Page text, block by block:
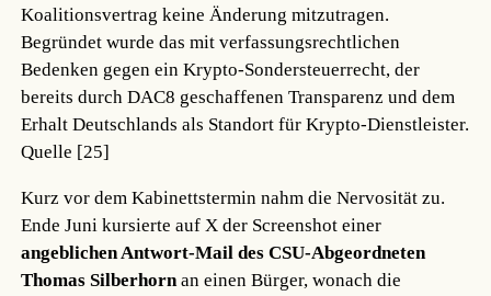
Koalitionsvertrag keine Änderung mitzutragen.
Begründet wurde das mit verfassungsrechtlichen
Bedenken gegen ein Krypto-Sondersteuerrecht, der
bereits durch DAC8 geschaffenen Transparenz und dem
Erhalt Deutschlands als Standort für Krypto-Dienstleister.
Quelle [25]
Kurz vor dem Kabinettstermin nahm die Nervosität zu.
Ende Juni kursierte auf X der Screenshot einer
angeblichen Antwort-Mail des CSU-Abgeordneten
Thomas Silberhornan einen Bürger, wonach die